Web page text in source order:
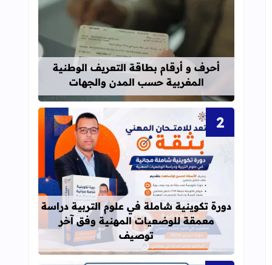
قراءة المزيد عن أحرف و أرقام
أحرف و أرقام بطاقة التعريف الوطنية
المغربية حسب المدن والجهات
قراءة المزيد عن دورة تكوينية
دورة تكوينية شاملة في علوم التربية دراسة
معمقة للوضعيات المهنية وفق آخر
توصيف